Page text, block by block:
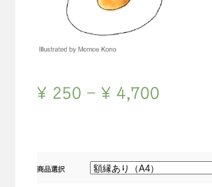
¥ 250 – ¥ 4,700
商品選択